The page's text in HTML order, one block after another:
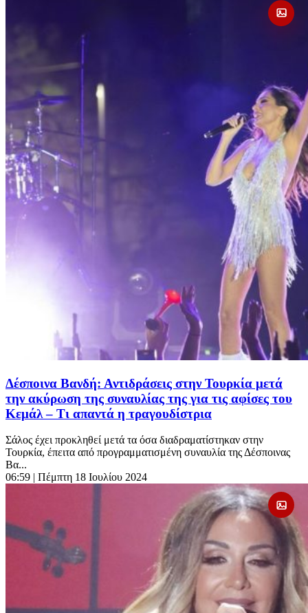
Δέσποινα Βανδή: Αντιδράσεις στην Τουρκία μετά
την ακύρωση της συναυλίας της για τις αφίσες του
Κεμάλ – Τι απαντά η τραγουδίστρια
Σάλος έχει προκληθεί μετά τα όσα διαδραματίστηκαν στην
Τουρκία, έπειτα από προγραμματισμένη συναυλία της Δέσποινας
Βα...
06:59 | Πέμπτη 18 Ιουλίου 2024